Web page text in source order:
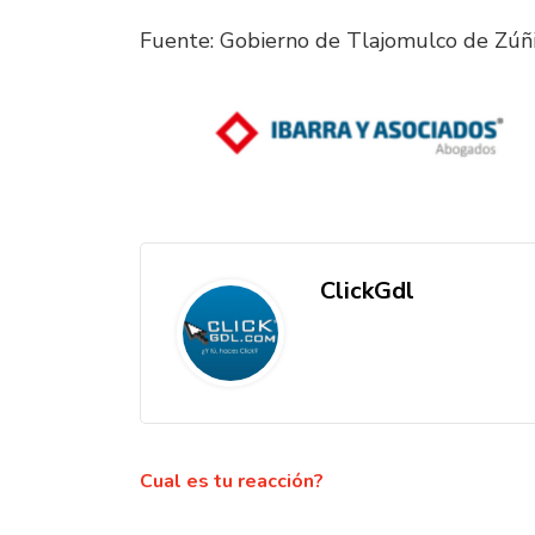
Fuente: Gobierno de Tlajomulco de
ClickGdl
Cual es tu reacción?